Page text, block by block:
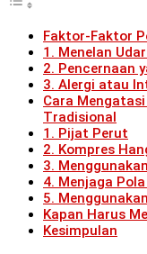
Faktor-Faktor
1. Menelan
2. Pencernaan
3. Alergi atau
Cara
Tradisional
1. Pijat Perut
2. Kompres
3.
4. Menjaga
5.
Kapan Harus
Kesimpulan